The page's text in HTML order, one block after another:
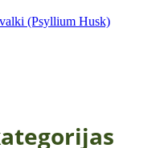
(Psyllium Husk)